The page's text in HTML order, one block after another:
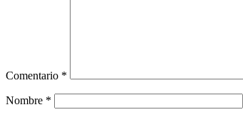
Comentario *
Nombre *